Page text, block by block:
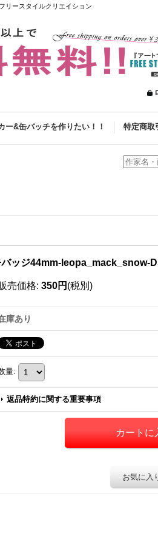
リースタイルクリエイション
ー&缶バッチを作りたい！！ 特定商取
ッジ44mm-leopa_mack_snow-
売価格: 350円 (税別)
庫あり
量:
返品特約に関する重要事項
お気に入